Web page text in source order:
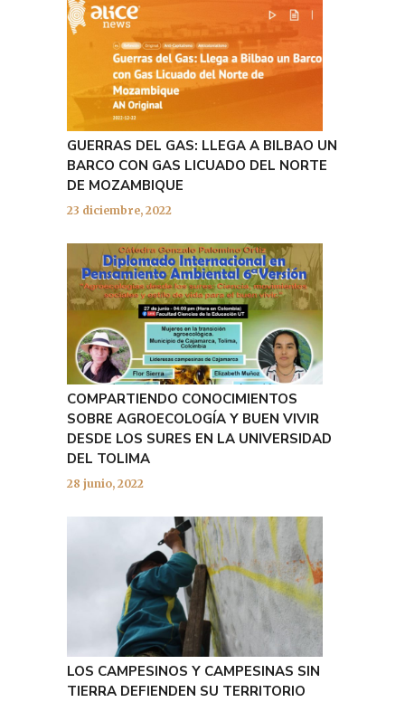
GUERRAS DEL GAS: LLEGA A BILBAO UN
BARCO CON GAS LICUADO DEL NORTE
DE MOZAMBIQUE
23 diciembre, 2022
COMPARTIENDO CONOCIMIENTOS
SOBRE AGROECOLOGÍA Y BUEN VIVIR
DESDE LOS SURES EN LA UNIVERSIDAD
DEL TOLIMA
28 junio, 2022
LOS CAMPESINOS Y CAMPESINAS SIN
TIERRA DEFIENDEN SU TERRITORIO